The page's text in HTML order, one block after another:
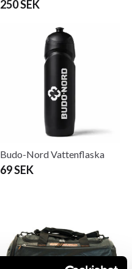
250 SEK
Budo-Nord Vattenflaska
69 SEK